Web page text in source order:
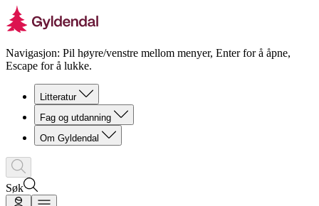
Navigasjon: Pil høyre/venstre mellom menyer, Enter for å åpne,
Escape for å lukke.
Litteratur
Fag og utdanning
Om Gyldendal
Søk